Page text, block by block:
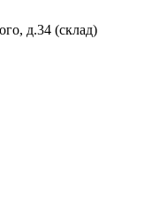
д.34 (склад)